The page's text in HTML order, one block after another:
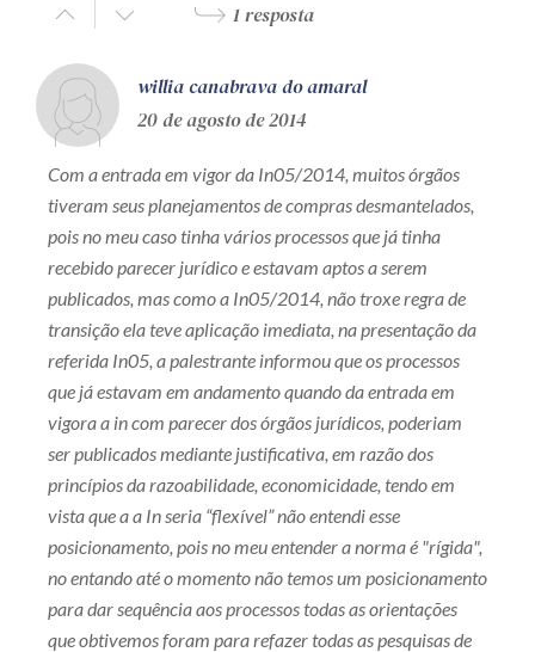
1 resposta
willia canabrava do amaral
20 de agosto de 2014
Com a entrada em vigor da In05/2014, muitos órgãos
tiveram seus planejamentos de compras desmantelados,
pois no meu caso tinha vários processos que já tinha
recebido parecer jurídico e estavam aptos a serem
publicados, mas como a In05/2014, não troxe regra de
transição ela teve aplicação imediata, na presentação da
referida In05, a palestrante informou que os processos
que já estavam em andamento quando da entrada em
vigora a in com parecer dos órgãos jurídicos, poderiam
ser publicados mediante justificativa, em razão dos
princípios da razoabilidade, economicidade, tendo em
vista que a a In seria “flexível” não entendi esse
posicionamento, pois no meu entender a norma é "rígida",
no entando até o momento não temos um posicionamento
para dar sequência aos processos todas as orientações
que obtivemos foram para refazer todas as pesquisas de